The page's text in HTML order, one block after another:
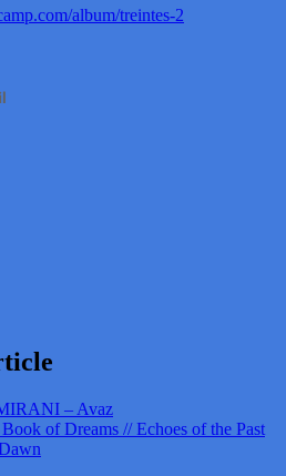
album/treintes-2
– Avaz
of Dreams // Echoes of the Past